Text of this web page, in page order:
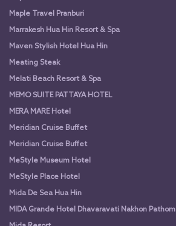
Maple Travel Pranburi
Marrakesh Hua Hin Resort & Spa
Maven Stylish Hotel Hua Hin
Meating Steak
Melati Beach Resort & Spa
MEMO SUITE PATTAYA HOTEL
MERA MARE Hotel
Meridian Cruise Buffet
Meridian Cruise Buffet
MeStyle Museum Hotel
MeStyle Place Hotel
Mida De Sea Hua Hin
MIDA Grande Hotel Dhavaravati Nakhon Pathom